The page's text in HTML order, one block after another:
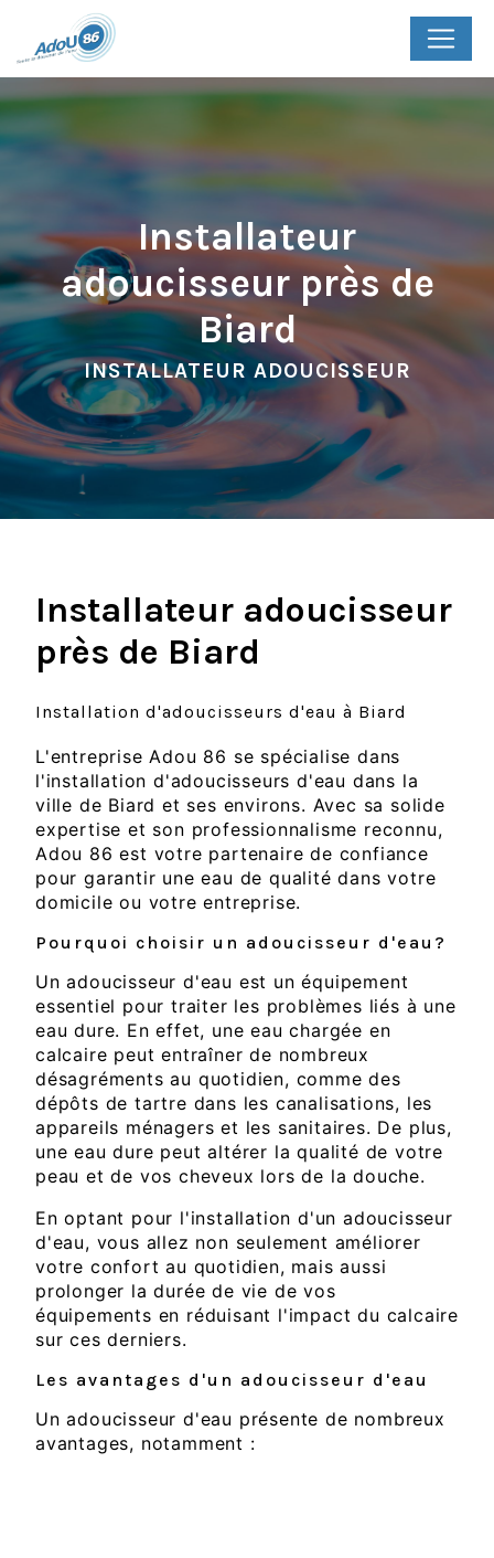
Installateur
adoucisseur près de
Biard
INSTALLATEUR ADOUCISSEUR
Installateur adoucisseur
près de Biard
Installation d'adoucisseurs d'eau à Biard
L'entreprise Adou 86 se spécialise dans
l'installation d'adoucisseurs d'eau dans la
ville de Biard et ses environs. Avec sa solide
expertise et son professionnalisme reconnu,
Adou 86 est votre partenaire de confiance
pour garantir une eau de qualité dans votre
domicile ou votre entreprise.
Pourquoi choisir un adoucisseur d'eau?
Un adoucisseur d'eau est un équipement
essentiel pour traiter les problèmes liés à une
eau dure. En effet, une eau chargée en
calcaire peut entraîner de nombreux
désagréments au quotidien, comme des
dépôts de tartre dans les canalisations, les
appareils ménagers et les sanitaires. De plus,
une eau dure peut altérer la qualité de votre
peau et de vos cheveux lors de la douche.
En optant pour l'installation d'un adoucisseur
d'eau, vous allez non seulement améliorer
votre confort au quotidien, mais aussi
prolonger la durée de vie de vos
équipements en réduisant l'impact du calcaire
sur ces derniers.
Les avantages d'un adoucisseur d'eau
Un adoucisseur d'eau présente de nombreux
avantages, notamment :
Panneau de gestion des cookies